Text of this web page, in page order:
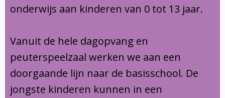
onderwijs aan kinderen van 0 tot 13 jaar.
Vanuit de hele dagopvang en
peuterspeelzaal werken we aan een
doorgaande lijn naar de basisschool. De
jongste kinderen kunnen in een